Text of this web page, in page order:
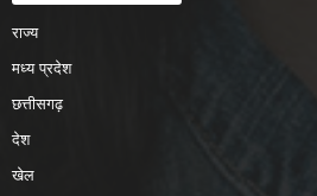
राज्य
मध्य प्रदेश
छत्तीसगढ़
देश
खेल